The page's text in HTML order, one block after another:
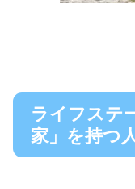
ライフステ
家」を持つ